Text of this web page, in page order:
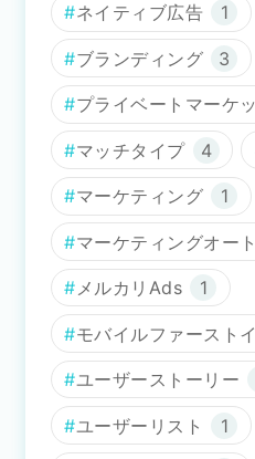
ネイティブ広告 1
ブランディング 3
プライベートマーケ
マッチタイプ 4
マーケティング 1
マーケティングオー
メルカリAds 1
モバイルファースト
ユーザーストーリー
ユーザーリスト 1